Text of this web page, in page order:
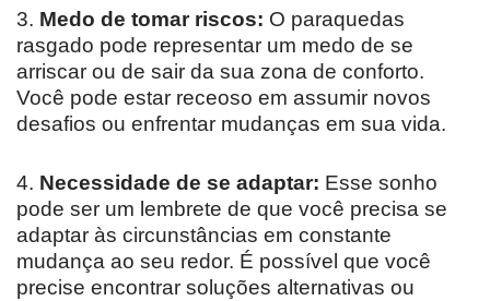
3. Medo de tomar riscos: O paraquedas
rasgado pode representar um medo de se
arriscar ou de sair da sua zona de conforto.
Você pode estar receoso em assumir novos
desafios ou enfrentar mudanças em sua vida.
4. Necessidade de se adaptar: Esse sonho
pode ser um lembrete de que você precisa se
adaptar às circunstâncias em constante
mudança ao seu redor. É possível que você
precise encontrar soluções alternativas ou